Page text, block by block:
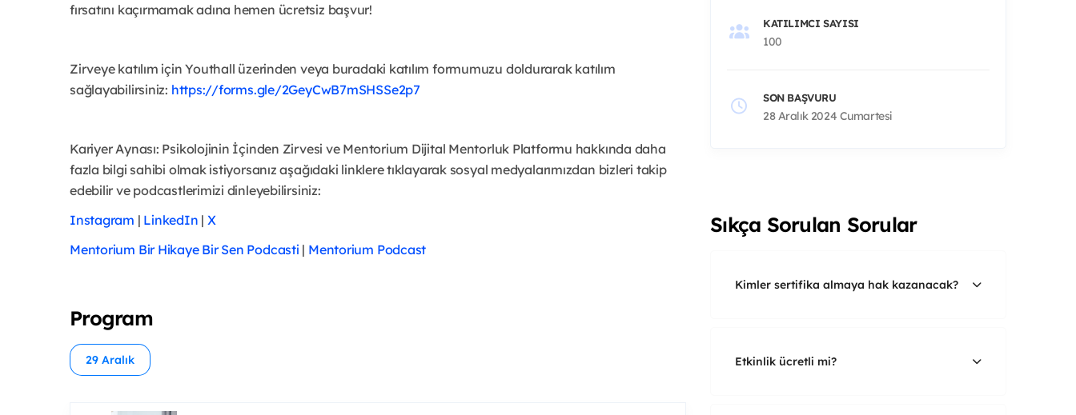
fırsatını kaçırmamak adına hemen ücretsiz başvur!
Zirveye katılım için Youthall üzerinden veya buradaki katılım formumuzu doldurarak katılım
sağlayabilirsiniz: https://forms.gle/2GeyCwB7mSHSSe2p7
Kariyer Aynası: Psikolojinin İçinden Zirvesi ve Mentorium Dijital Mentorluk Platformu hakkında daha
fazla bilgi sahibi olmak istiyorsanız aşağıdaki linklere tıklayarak sosyal medyalarımızdan bizleri takip
edebilir ve podcastlerimizi dinleyebilirsiniz:
Instagram | LinkedIn | X
Mentorium Bir Hikaye Bir Sen Podcasti | Mentorium Podcast
Program
29 Aralık
KATILIMCI SAYISI
100
SON BAŞVURU
28 Aralık 2024 Cumartesi
Sıkça Sorulan Sorular
Kimler sertifika almaya hak kazanacak?
Etkinlik ücretli mi?